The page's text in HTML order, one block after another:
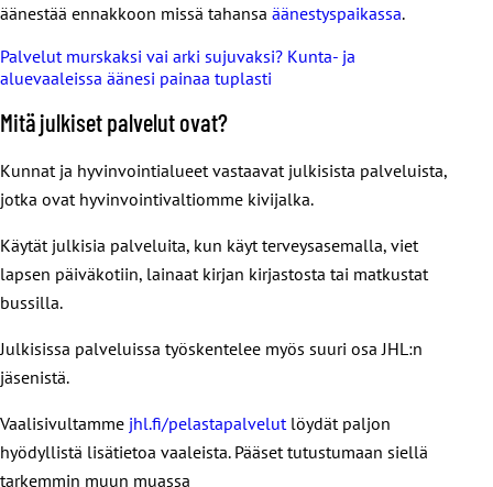
äänestää ennakkoon missä tahansa äänestyspaikassa.
Palvelut murskaksi vai arki sujuvaksi? Kunta- ja
aluevaaleissa äänesi painaa tuplasti
Mitä julkiset palvelut ovat?
Kunnat ja hyvinvointialueet vastaavat julkisista palveluista,
jotka ovat hyvinvointivaltiomme kivijalka.
Käytät julkisia palveluita, kun käyt terveysasemalla, viet
lapsen päiväkotiin, lainaat kirjan kirjastosta tai matkustat
bussilla.
Julkisissa palveluissa työskentelee myös suuri osa JHL:n
jäsenistä.
Vaalisivultamme jhl.fi/pelastapalvelut löydät paljon
hyödyllistä lisätietoa vaaleista. Pääset tutustumaan siellä
tarkemmin muun muassa